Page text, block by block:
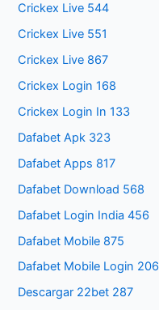
Crickex Live 544
Crickex Live 551
Crickex Live 867
Crickex Login 168
Crickex Login In 133
Dafabet Apk 323
Dafabet Apps 817
Dafabet Download 568
Dafabet Login India 456
Dafabet Mobile 875
Dafabet Mobile Login 206
Descargar 22bet 287